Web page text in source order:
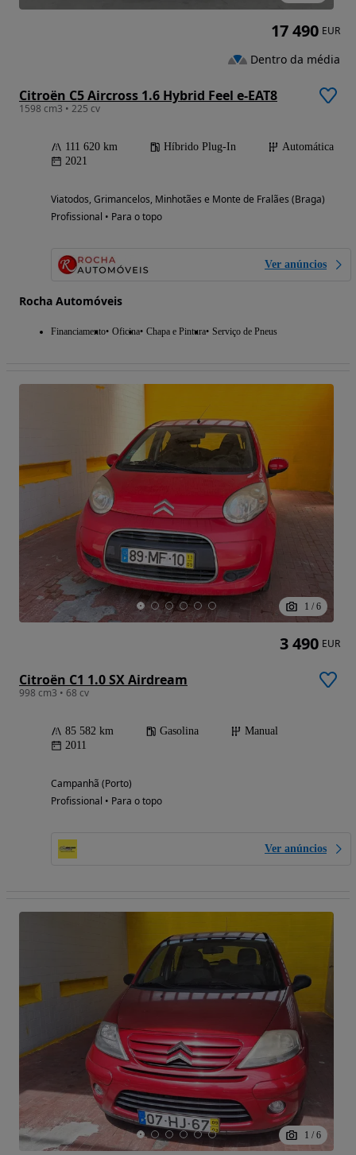
Citroën C5 Aircross 1.6 Hybrid Feel e-EAT8
1598 cm3 • 225 cv
111 620 km Híbrido Plug-In
Automática
2021
Viatodos, Grimancelos, Minhotães e Monte de Fralães (Braga)
Profissional • Para o topo
Ver anúncios
Rocha Automóveis
Financiamento Oficina Chapa e Pintura Serviço de Pneus
17 490 EUR
Dentro da média
1 / 6
Citroën C1 1.0 SX Airdream
998 cm3 • 68 cv
85 582 km Gasolina
Manual
2011
Campanhã (Porto)
Profissional • Para o topo
Ver anúncios
3 490 EUR
1 / 6